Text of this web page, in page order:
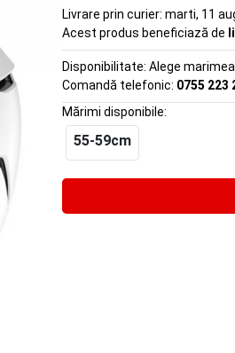
Livrare prin curier: marti, 11
Acest produs beneficiază de
Disponibilitate: Alege
Comandă telefonic: 0755 223
Mărimi disponibile:
55-59cm